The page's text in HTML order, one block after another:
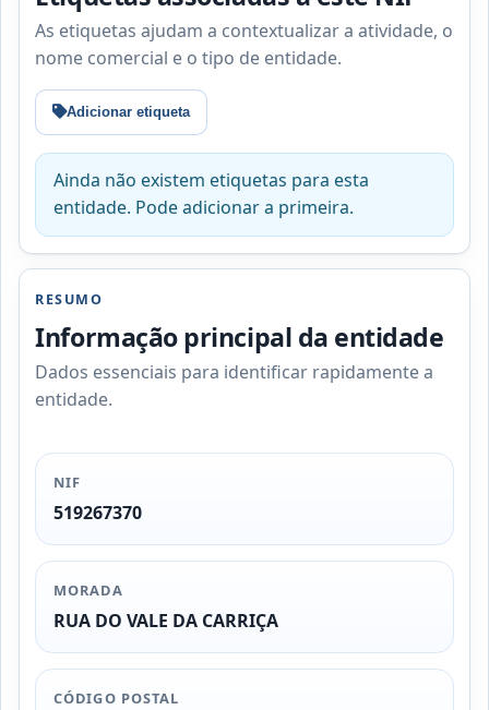
As etiquetas ajudam a contextualizar a atividade, o
nome comercial e o tipo de entidade.
Adicionar etiqueta
Ainda não existem etiquetas para esta
entidade. Pode adicionar a primeira.
RESUMO
Informação principal da entidade
Dados essenciais para identificar rapidamente a
entidade.
NIF
519267370
MORADA
RUA DO VALE DA CARRIÇA
CÓDIGO POSTAL